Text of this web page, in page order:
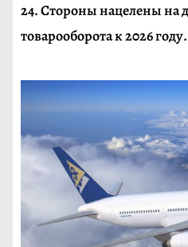
24. Стороны нацелены на
товарооборота к 2026